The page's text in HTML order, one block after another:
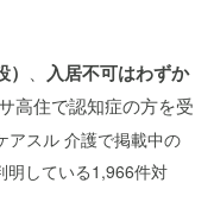
入居不可はわずか
高住で認知症の方を受
アスル 介護で掲載中の
明している1,966件対